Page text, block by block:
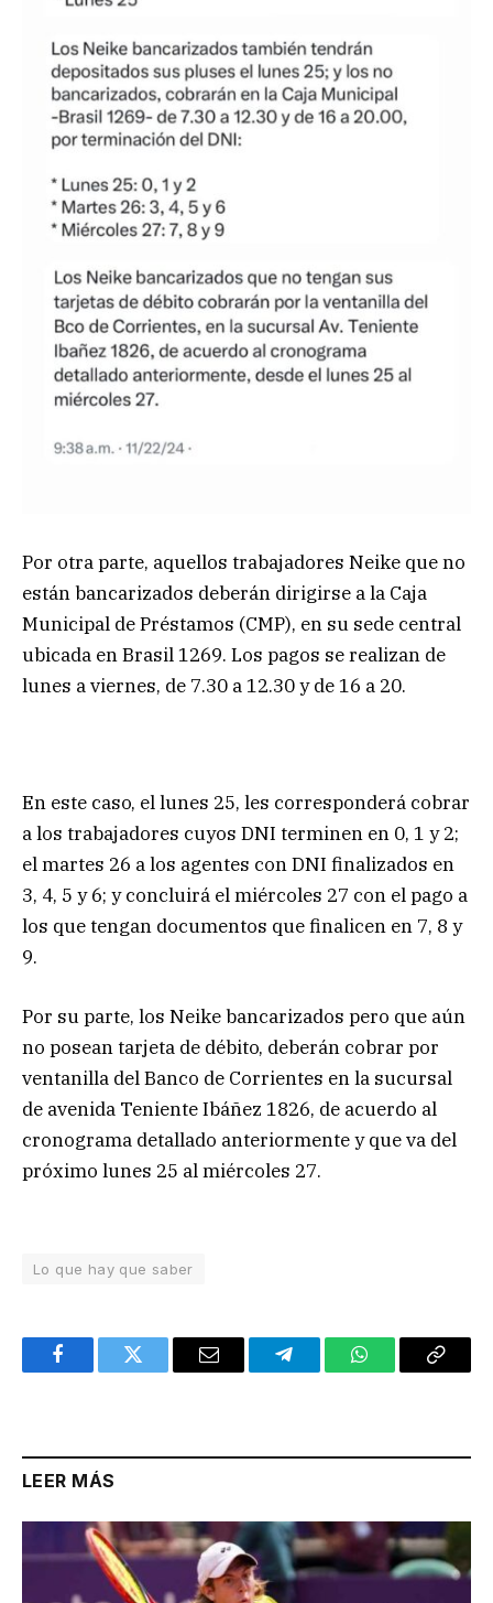
Por otra parte, aquellos trabajadores Neike que no
están bancarizados deberán dirigirse a la Caja
Municipal de Préstamos (CMP), en su sede central
ubicada en Brasil 1269. Los pagos se realizan de
lunes a viernes, de 7.30 a 12.30 y de 16 a 20.
En este caso, el lunes 25, les corresponderá cobrar
a los trabajadores cuyos DNI terminen en 0, 1 y 2;
el martes 26 a los agentes con DNI finalizados en
3, 4, 5 y 6; y concluirá el miércoles 27 con el pago a
los que tengan documentos que finalicen en 7, 8 y
9.
Por su parte, los Neike bancarizados pero que aún
no posean tarjeta de débito, deberán cobrar por
ventanilla del Banco de Corrientes en la sucursal
de avenida Teniente Ibáñez 1826, de acuerdo al
cronograma detallado anteriormente y que va del
próximo lunes 25 al miércoles 27.
Lo que hay que saber
FacebookTwitter Email TelegramWhatsAppCopy
LEER MÁS